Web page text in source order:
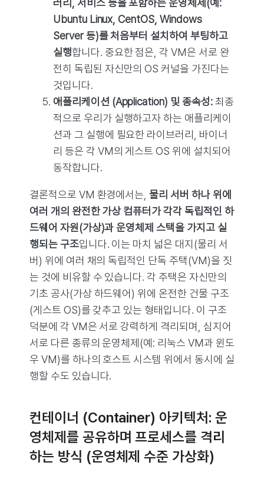
러리, 서비스 등을 포함하는 운영체제(예:
Ubuntu Linux, CentOS, Windows
Server 등)를 처음부터 설치하여 부팅하고
실행합니다. 중요한 점은, 각 VM은 서로 완
전히 독립된 자신만의 OS 커널을 가진다는
것입니다.
애플리케이션 (Application) 및 종속성:최종
적으로 우리가 실행하고자 하는 애플리케이
션과 그 실행에 필요한 라이브러리, 바이너
리 등은 각 VM의 게스트 OS 위에 설치되어
동작합니다.
결론적으로 VM 환경에서는,물리 서버 하나 위에
여러 개의 완전한 가상 컴퓨터가 각각 독립적인 하
드웨어 자원(가상)과 운영체제 스택을 가지고 실
행되는 구조입니다. 이는 마치 넓은 대지(물리 서
버) 위에 여러 채의 독립적인 단독 주택(VM)을 짓
는 것에 비유할 수 있습니다. 각 주택은 자신만의
기초 공사(가상 하드웨어) 위에 온전한 건물 구조
(게스트 OS)를 갖추고 있는 형태입니다. 이 구조
덕분에 각 VM은 서로 강력하게 격리되며, 심지어
서로 다른 종류의 운영체제(예: 리눅스 VM과 윈도
우 VM)를 하나의 호스트 시스템 위에서 동시에 실
행할 수도 있습니다.
컨테이너 (Container) 아키텍처: 운
영체제를 공유하며 프로세스를 격리
하는 방식 (운영체제 수준 가상화)